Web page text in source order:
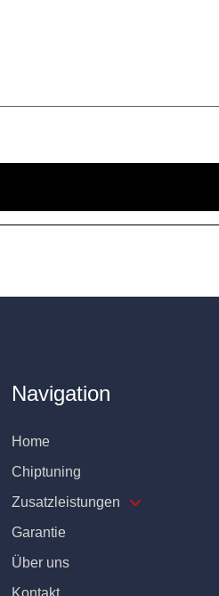
Navigation
Home
Chiptuning
Zusatzleistungen
Garantie
Über uns
Kontakt